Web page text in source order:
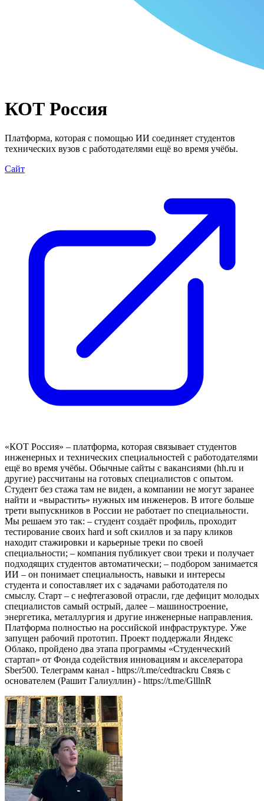
КОТ Россия
Платформа, которая с помощью ИИ соединяет студентов
технических вузов с работодателями ещё во время учёбы.
Сайт
«КОТ Россия» – платформа, которая связывает студентов
инженерных и технических специальностей с работодателями
ещё во время учёбы. Обычные сайты с вакансиями (hh.ru и
другие) рассчитаны на готовых специалистов с опытом.
Студент без стажа там не виден, а компании не могут заранее
найти и «вырастить» нужных им инженеров. В итоге больше
трети выпускников в России не работает по специальности.
Мы решаем это так: – студент создаёт профиль, проходит
тестирование своих hard и soft скиллов и за пару кликов
находит стажировки и карьерные треки по своей
специальности; – компания публикует свои треки и получает
подходящих студентов автоматически; – подбором занимается
ИИ – он понимает специальность, навыки и интересы
студента и сопоставляет их с задачами работодателя по
смыслу. Старт – с нефтегазовой отрасли, где дефицит молодых
специалистов самый острый, далее – машиностроение,
энергетика, металлургия и другие инженерные направления.
Платформа полностью на российской инфраструктуре. Уже
запущен рабочий прототип. Проект поддержали Яндекс
Облако, пройдено два этапа программы «Студенческий
стартап» от Фонда содействия инновациям и акселератора
Sber500. Телеграмм канал - https://t.me/cedtrackru Связь с
основателем (Рашит Галиуллин) - https://t.me/GlllnR